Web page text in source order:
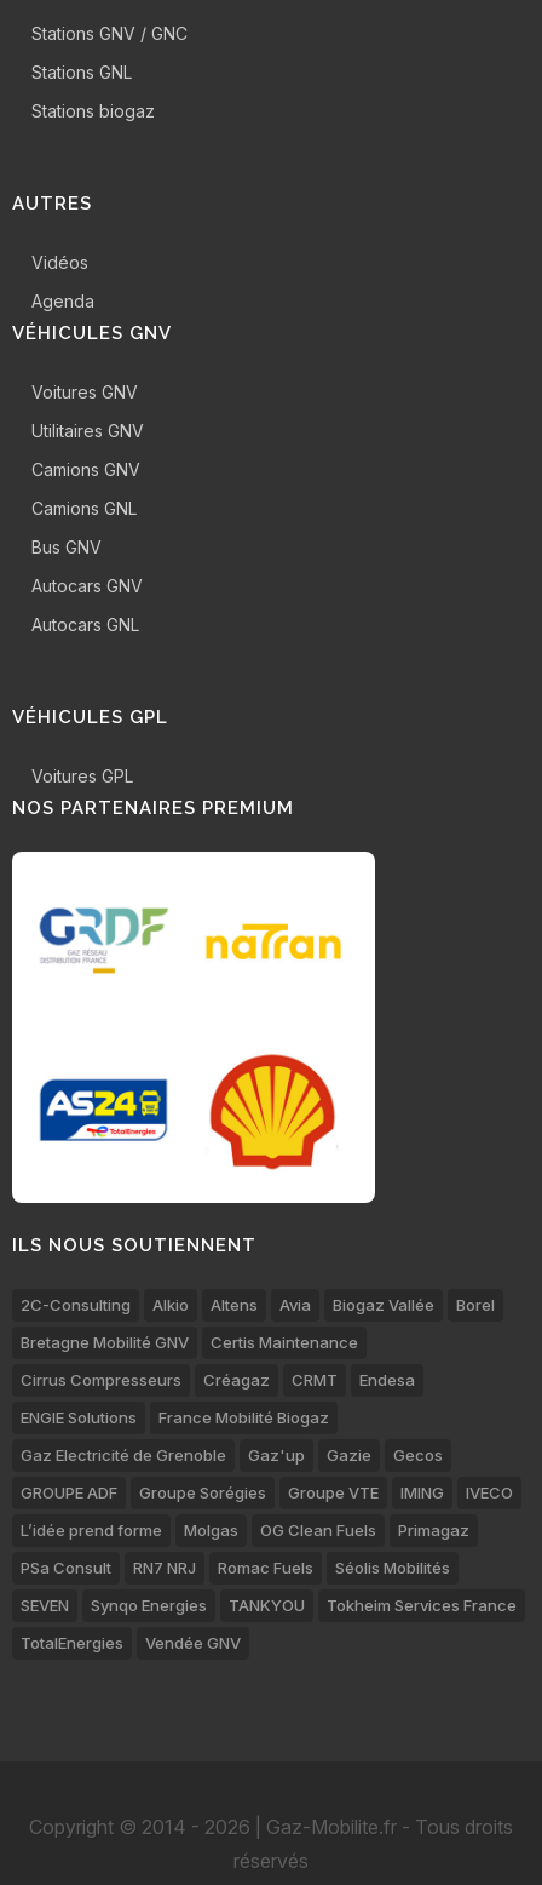
Stations GNV / GNC
Stations GNL
Stations biogaz
AUTRES
Vidéos
Agenda
VÉHICULES GNV
Voitures GNV
Utilitaires GNV
Camions GNV
Camions GNL
Bus GNV
Autocars GNV
Autocars GNL
VÉHICULES GPL
Voitures GPL
NOS PARTENAIRES PREMIUM
ILS NOUS SOUTIENNENT
2C-Consulting Alkio Altens Avia Biogaz Vallée
Borel
Bretagne Mobilité GNV
Certis Maintenance
Cirrus Compresseurs
Créagaz CRMT
Endesa
ENGIE Solutions
France Mobilité Biogaz
Gaz Electricité de Grenoble
Gaz'up Gazie
Gecos
GROUPE ADF
Groupe Sorégies Groupe VTE IMING
IVECO
L’idée prend forme
Molgas OG Clean Fuels
Primagaz
PSa Consult
RN7 NRJ Romac Fuels
Séolis Mobilités
SEVEN
Synqo Energies TANKYOU
Tokheim Services France
TotalEnergies
Vendée GNV
Copyright © 2014 - 2026 | Gaz-Mobilite.fr - Tous droits
réservés